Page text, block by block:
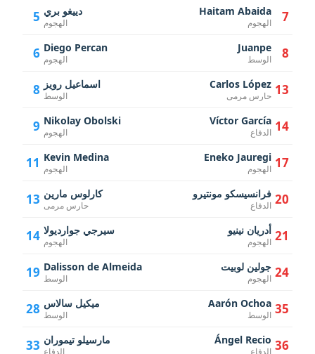
5 دييغو بري
الهجوم
6 Diego Percan
الهجوم
8 اسماعيل رويز
الوسط
9 Nikolay Obolski
الهجوم
11 Kevin Medina
الهجوم
13 كارلوس مارين
حارس مرمى
14 سيرجي جوارديولا
الهجوم
19 Dalisson de Almeida
الوسط
28 ميكيل سالاس
الوسط
33 مارسيلو تيموران
الدفاع
7
Haitam Abaida
الهجوم
8
Juanpe
الوسط
13
Carlos López
حارس مرمى
14
Víctor García
الدفاع
17
Eneko Jauregi
الهجوم
20 فرانسيسكو مونتيرو
الدفاع
21 أدريان نينيو
الهجوم
24 جولين لوبيت
الهجوم
35
Aarón Ochoa
الوسط
36
Ángel Recio
الدفاع